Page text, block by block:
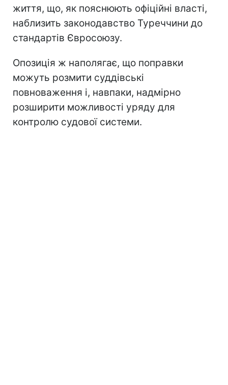
життя, що, як пояснюють офіційні власті,
наблизить законодавство Туреччини до
стандартів Євросоюзу.
Опозиція ж наполягає, що поправки
можуть розмити суддівські
повноваження і, навпаки, надмірно
розширити можливості уряду для
контролю судової системи.